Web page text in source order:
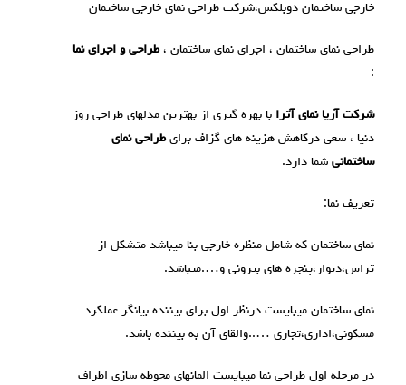
خارجی ساختمان دوبلکس،شرکت طراحی نمای خارجی ساختمان
طراحی نمای ساختمان ، اجرای نمای ساختمان ،طراحی و اجرای نما
:
شرکت آریا نمای آترا با بهره گیری از بهترین مدلهای طراحی روز
دنیا ، سعی درکاهش هزینه های گزاف برایطراحی نمای
ساختمانی شما دارد.
تعریف نما:
نمای ساختمان که شامل منظره خارجی بنا میباشد متشکل از
تراس،دیوار،پنجره های بیرونی و….میباشد.
نمای ساختمان میبایست درنظر اول برای بیننده بیانگر عملکرد
مسکونی،اداری،تجاری …..والقای آن به بیننده باشد.
در مرحله اول طراحی نما میبایست المانهای محوطه سازی اطراف